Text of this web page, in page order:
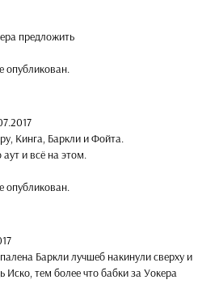
предложить
опубликован.
Кинга, Баркли и Фойта.
и всё на этом.
опубликован.
Баркли лучшеб накинули сверху и
Иско, тем более что бабки за Уокера